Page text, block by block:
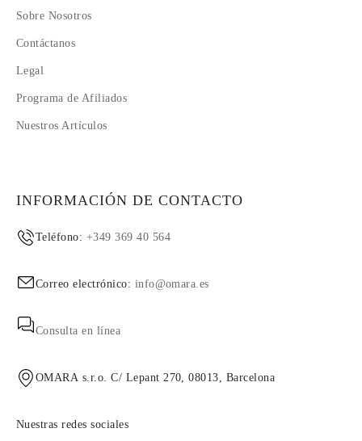
Sobre Nosotros
Contáctanos
Legal
Programa de Afiliados
Nuestros Artículos
INFORMACIÓN DE CONTACTO
Teléfono: +349 369 40 564
Correo electrónico: info@omara.es
Consulta en línea
OMARA s.r.o. C/ Lepant 270, 08013, Barcelona
Nuestras redes sociales